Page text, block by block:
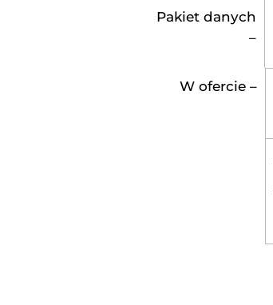
Pakiet danych
–
W ofercie –